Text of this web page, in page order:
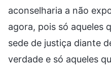
aconselharia a não
agora, pois só aqueles
sede de justiça diante
verdade e só aqueles